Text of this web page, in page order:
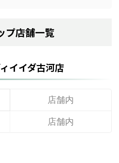
プ店舗一覧
イイダ古河店
店舗内
店舗内